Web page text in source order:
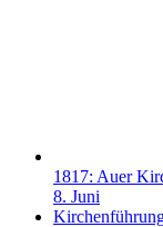
1817: Auer
8. Juni
Nächster